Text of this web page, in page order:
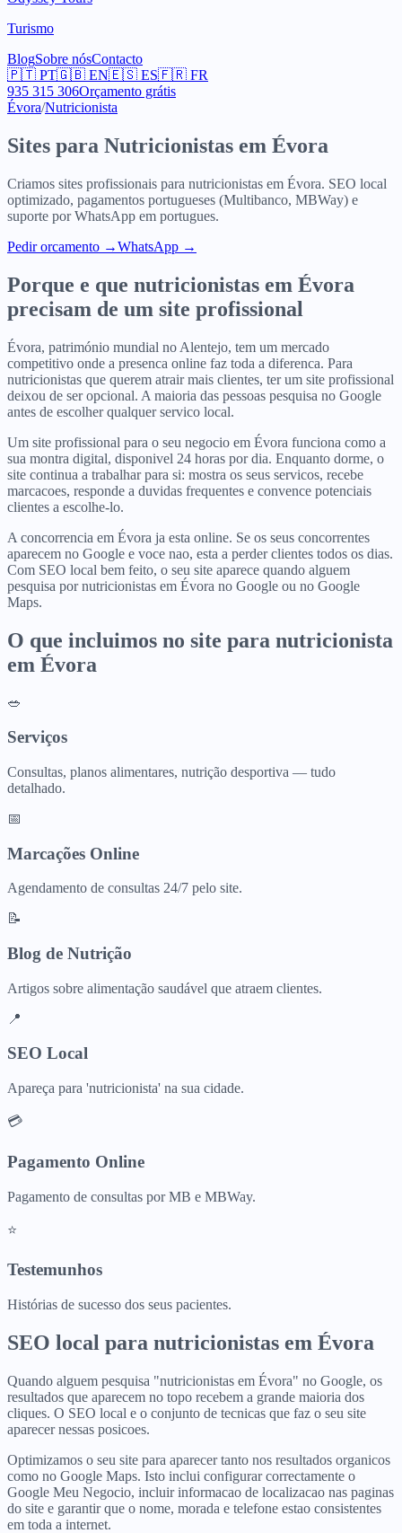
Turismo
BlogSobre nósContacto
🇵🇹 PT🇬🇧 EN🇪🇸 ES🇫🇷 FR
935 315 306Orçamento grátis
Évora/Nutricionista
Sites para Nutricionistas em Évora
Criamos sites profissionais para nutricionistas em Évora. SEO local
optimizado, pagamentos portugueses (Multibanco, MBWay) e
suporte por WhatsApp em portugues.
Pedir orcamento →WhatsApp →
Porque e que nutricionistas em Évora
precisam de um site profissional
Évora, património mundial no Alentejo, tem um mercado
competitivo onde a presenca online faz toda a diferenca. Para
nutricionistas que querem atrair mais clientes, ter um site profissional
deixou de ser opcional. A maioria das pessoas pesquisa no Google
antes de escolher qualquer servico local.
Um site profissional para o seu negocio em Évora funciona como a
sua montra digital, disponivel 24 horas por dia. Enquanto dorme, o
site continua a trabalhar para si: mostra os seus servicos, recebe
marcacoes, responde a duvidas frequentes e convence potenciais
clientes a escolhe-lo.
A concorrencia em Évora ja esta online. Se os seus concorrentes
aparecem no Google e voce nao, esta a perder clientes todos os dias.
Com SEO local bem feito, o seu site aparece quando alguem
pesquisa por nutricionistas em Évora no Google ou no Google
Maps.
O que incluimos no site para nutricionista
em Évora
🥗
Serviços
Consultas, planos alimentares, nutrição desportiva — tudo
detalhado.
📅
Marcações Online
Agendamento de consultas 24/7 pelo site.
📝
Blog de Nutrição
Artigos sobre alimentação saudável que atraem clientes.
📍
SEO Local
Apareça para 'nutricionista' na sua cidade.
💳
Pagamento Online
Pagamento de consultas por MB e MBWay.
⭐
Testemunhos
Histórias de sucesso dos seus pacientes.
SEO local para nutricionistas em Évora
Quando alguem pesquisa "nutricionistas em Évora" no Google, os
resultados que aparecem no topo recebem a grande maioria dos
cliques. O SEO local e o conjunto de tecnicas que faz o seu site
aparecer nessas posicoes.
Optimizamos o seu site para aparecer tanto nos resultados organicos
como no Google Maps. Isto inclui configurar correctamente o
Google Meu Negocio, incluir informacao de localizacao nas paginas
do site e garantir que o nome, morada e telefone estao consistentes
em toda a internet.